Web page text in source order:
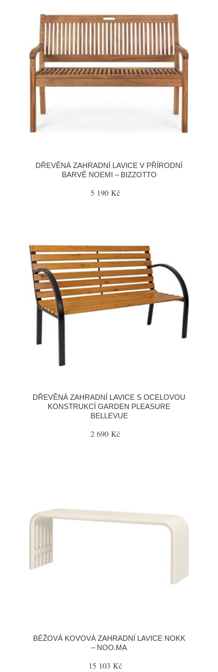
DŘEVĚNÁ ZAHRADNÍ LAVICE V PŘÍRODNÍ
BARVĚ NOEMI – BIZZOTTO
5 190 Kč
DŘEVĚNÁ ZAHRADNÍ LAVICE S OCELOVOU
KONSTRUKCÍ GARDEN PLEASURE
BELLEVUE
2 690 Kč
BÉŽOVÁ KOVOVÁ ZAHRADNÍ LAVICE NOKK
– NOO.MA
15 103 Kč